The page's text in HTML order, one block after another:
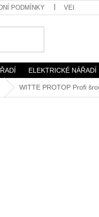
PODMÍNKY
ELEKTRICKÉ NÁŘADÍ
WITTE PROTOP Profi